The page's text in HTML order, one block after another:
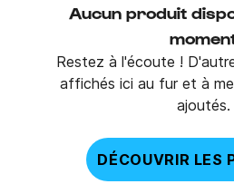
Aucun produit
Restez à l'écoute !
affichés ici au fur et à
ajoutés.
DÉCOUVRIR LES